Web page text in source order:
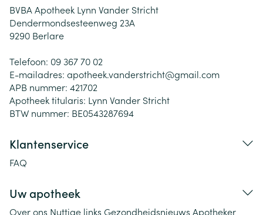
BVBA Apotheek Lynn Vander Stricht
Dendermondsesteenweg 23A
9290 Berlare
Telefoon: 09 367 70 02
E-mailadres: apotheek.vanderstricht@gmail.com
APB nummer: 421702
Apotheek titularis: Lynn Vander Stricht
BTW nummer: BE0543287694
Klantenservice
FAQ
Uw apotheek
Over ons Nuttige links Gezondheidsnieuws Apotheker